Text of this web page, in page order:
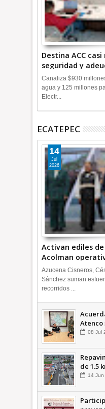
Destina ACC
seguridad y
+Video
Canaliza $930
agua y 125 millones
Electr...
ECATEPEC
Activan ediles
Acolman
14
Jul
2026
Azucena Cisneros,
Sánchez suman
recorridos ...
Atenco
08 Jul
de 1.5
14 Jun